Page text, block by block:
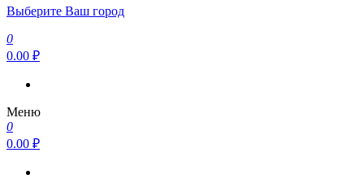
Выберите Ваш город
0
0.00 ₽
Меню
0
0.00 ₽